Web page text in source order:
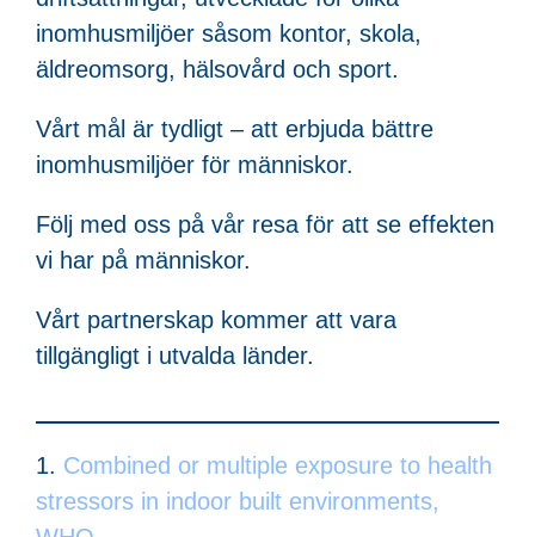
inomhusmiljöer såsom kontor, skola,
äldreomsorg, hälsovård och sport.
Vårt mål är tydligt – att erbjuda bättre
inomhusmiljöer för människor.
Följ med oss på vår resa för att se effekten
vi har på människor.
Vårt partnerskap kommer att vara
tillgängligt i utvalda länder.
Combined or multiple exposure to health
stressors in indoor built environments,